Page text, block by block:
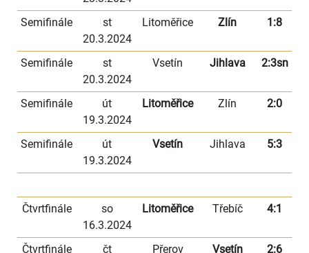
Semifinále
st
20.3.2024
Litoměřice Zlín 1:8
Semifinále
st
20.3.2024
Vsetín Jihlava 2:3sn
Semifinále
út
19.3.2024
Litoměřice Zlín 2:0
Semifinále
út
19.3.2024
Vsetín Jihlava 5:3
Čtvrtfinále
so
16.3.2024
Litoměřice Třebíč 4:1
Čtvrtfinále
čt
Přerov Vsetín 2:6